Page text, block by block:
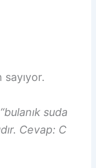
suda
Cevap: C